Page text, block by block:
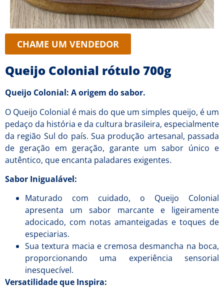
CHAME UM VENDEDOR
Queijo Colonial rótulo 700g
Queijo Colonial: A origem do sabor.
O Queijo Colonial é mais do que um simples queijo, é um
pedaço da história e da cultura brasileira, especialmente
da região Sul do país. Sua produção artesanal, passada
de geração em geração, garante um sabor único e
autêntico, que encanta paladares exigentes.
Sabor Inigualável:
Maturado com cuidado, o Queijo Colonial
apresenta um sabor marcante e ligeiramente
adocicado, com notas amanteigadas e toques de
especiarias.
Sua textura macia e cremosa desmancha na boca,
proporcionando uma experiência sensorial
inesquecível.
Versatilidade que Inspira: